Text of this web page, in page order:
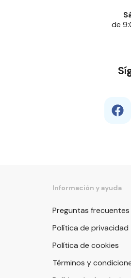
de
Información y ayuda
Preguntas frecuentes
Política de privacidad
Política de cookies
Términos y